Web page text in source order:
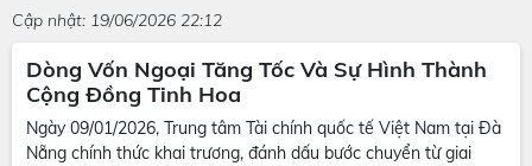
Cập nhật: 19/06/2026 22:12
Dòng Vốn Ngoại Tăng Tốc Và Sự Hình Thành
Cộng Đồng Tinh Hoa
Ngày 09/01/2026, Trung tâm Tài chính quốc tế Việt Nam tại Đà
Nẵng chính thức khai trương, đánh dấu bước chuyển từ giai